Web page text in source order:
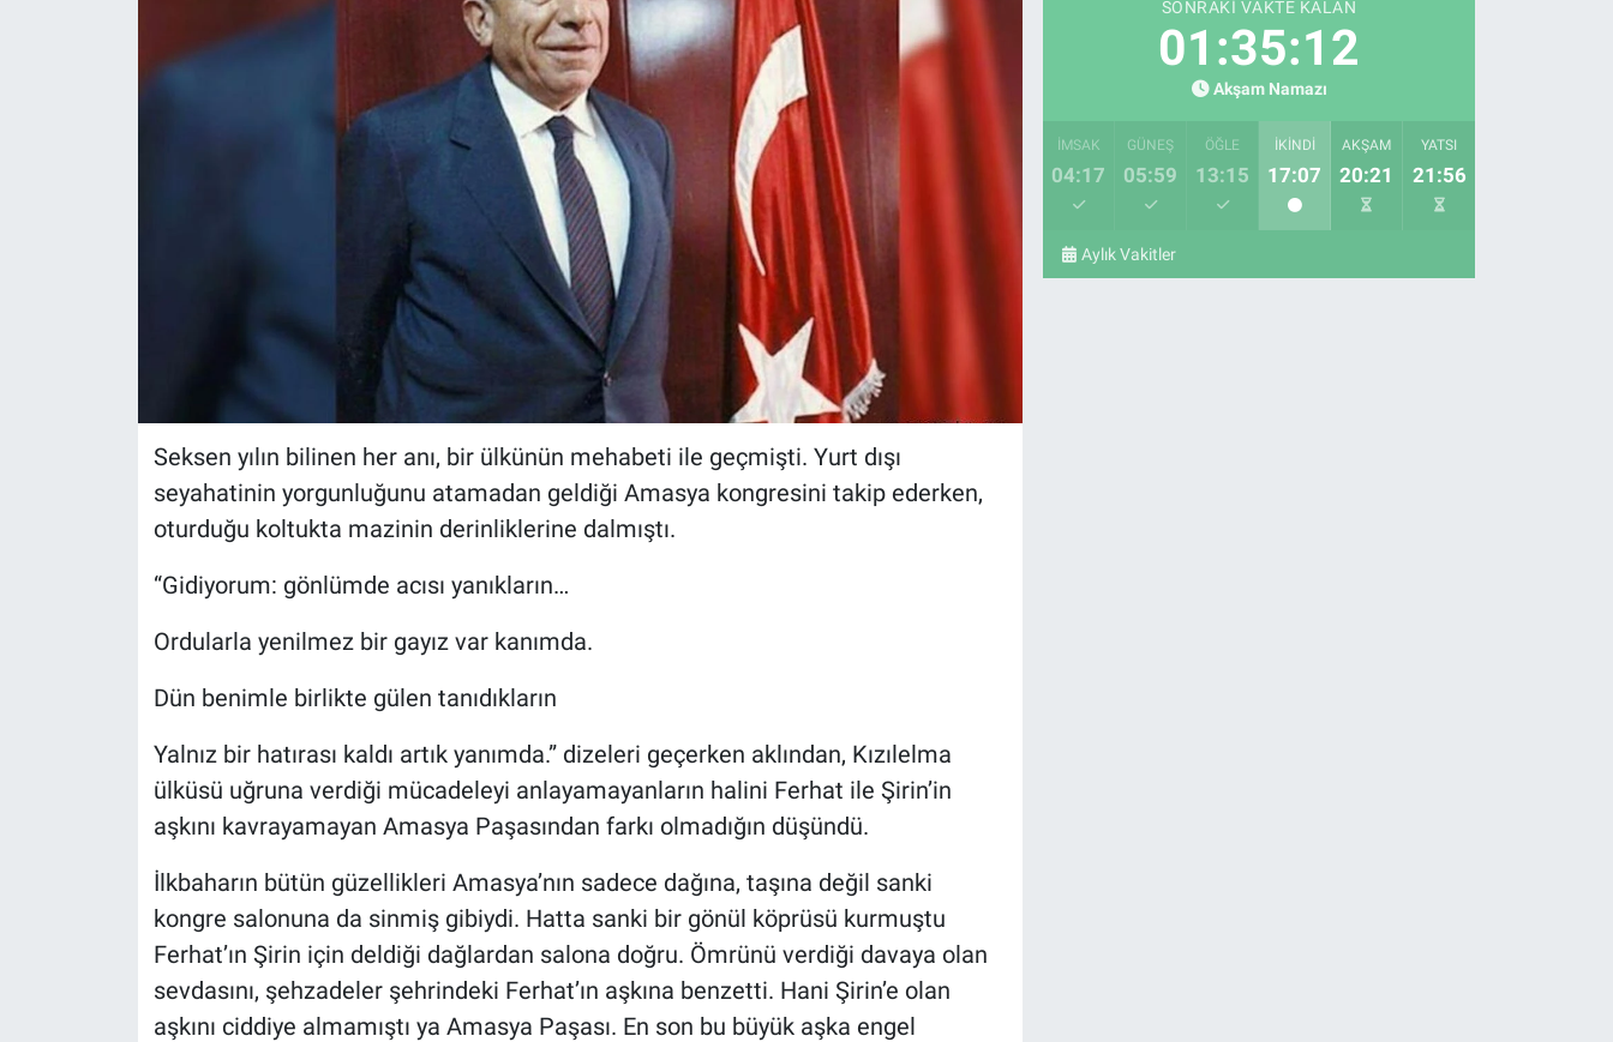
Seksen yılın bilinen her anı, bir ülkünün mehabeti ile geçmişti. Yurt dışı
seyahatinin yorgunluğunu atamadan geldiği Amasya kongresini takip ederken,
oturduğu koltukta mazinin derinliklerine dalmıştı.
“Gidiyorum: gönlümde acısı yanıkların…
Ordularla yenilmez bir gayız var kanımda.
Dün benimle birlikte gülen tanıdıkların
Yalnız bir hatırası kaldı artık yanımda.” dizeleri geçerken aklından, Kızılelma
ülküsü uğruna verdiği mücadeleyi anlayamayanların halini Ferhat ile Şirin’in
aşkını kavrayamayan Amasya Paşasından farkı olmadığın düşündü.
İlkbaharın bütün güzellikleri Amasya’nın sadece dağına, taşına değil sanki
kongre salonuna da sinmiş gibiydi. Hatta sanki bir gönül köprüsü kurmuştu
Ferhat’ın Şirin için deldiği dağlardan salona doğru. Ömrünü verdiği davaya olan
sevdasını, şehzadeler şehrindeki Ferhat’ın aşkına benzetti. Hani Şirin’e olan
aşkını ciddiye almamıştı ya Amasya Paşası. En son bu büyük aşka engel
SONRAKI VAKTE KALAN
01:35:11
Akşam Namazı
İMSAK
04:17
GÜNEŞ
05:59
ÖĞLE
13:15
İKINDI
17:07
AKŞAM
20:21
YATSI
21:56
Aylık Vakitler